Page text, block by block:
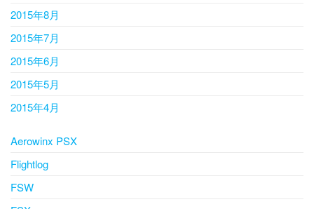
2015年8月
2015年7月
2015年6月
2015年5月
2015年4月
Aerowinx PSX
Flightlog
FSW